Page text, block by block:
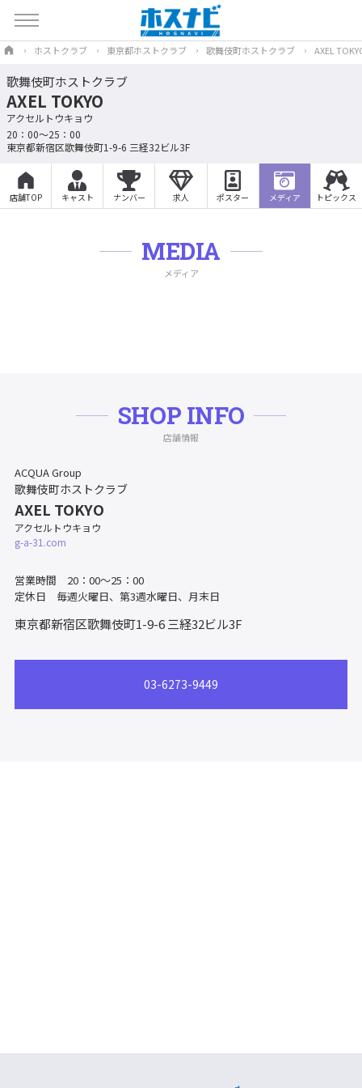
ホストクラブ 東京都ホストクラブ 歌舞伎町ホストクラブ AXEL
歌舞伎町ホストクラブ
AXEL TOKYO
アクセルトウキョウ
20：00～25：00
東京都新宿区歌舞伎町1-9-6 三経32ビル3F
店舗TOP キャスト ナンバー 求人 ポスター メディア トピックス
MEDIA
メディア
SHOP INFO
店舗情報
ACQUA Group
歌舞伎町ホストクラブ
AXEL TOKYO
アクセルトウキョウ
g-a-31.com
営業時間 20：00～25：00
定休日 毎週火曜日、第3週水曜日、月末日
東京都新宿区歌舞伎町1-9-6三経32ビル3F
03-6273-9449